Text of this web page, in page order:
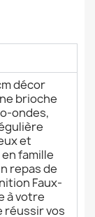
décor
brioche
ondes,
et
famille
repas de
Faux-
à votre
réussir vos